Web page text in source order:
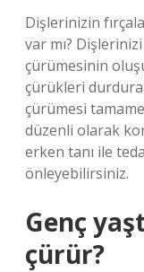
Dişlerinizin
var mı?
çürümesinin
çürükleri
çürümesi
düzenli olarak
erken tanı ile
önleyebilirsiniz.
Genç
çürür?